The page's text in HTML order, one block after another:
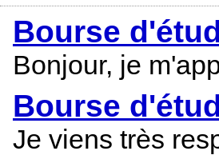
Bourse
Bonjour, je
Bourse
Je viens très